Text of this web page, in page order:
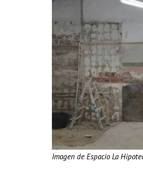
Imagen de Espacio La